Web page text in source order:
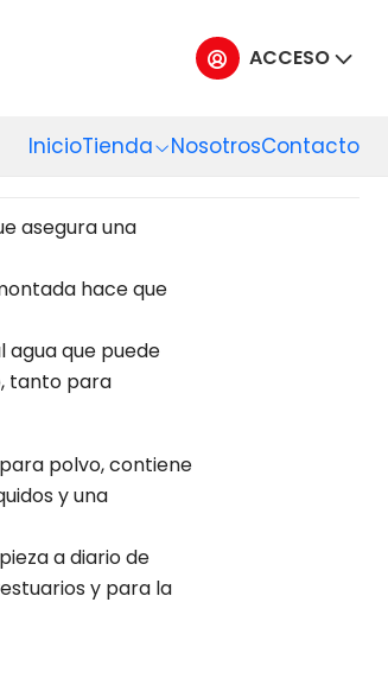
ACCESO
InicioTienda NosotrosContacto
EU 75L 2
asegura una
hace que
agua que puede
tanto para
polvo, contiene
y una
a diario de
y para la